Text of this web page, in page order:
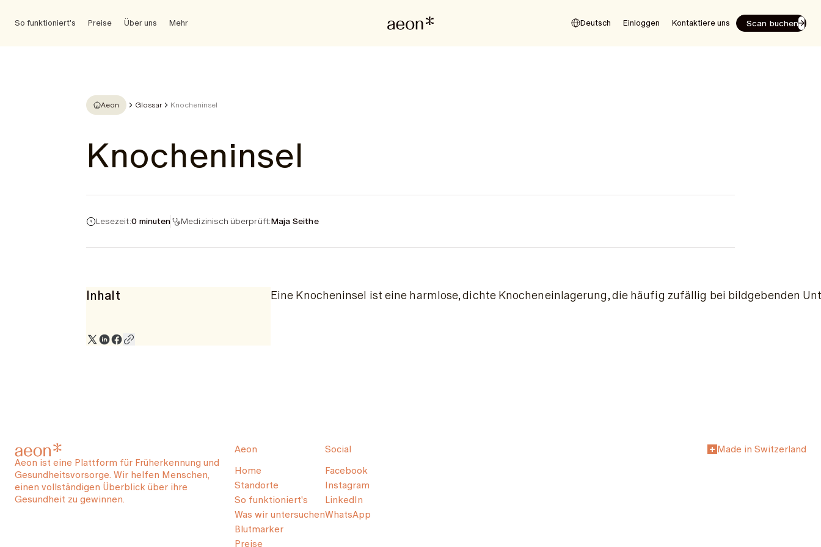
So funktioniert's Preise Über uns Mehr Deutsch Einloggen Kontaktiere uns Scan buchen
Aeon Glossar Knocheninsel
Knocheninsel
Lesezeit:0 minuten Medizinisch überprüft:Maja Seithe
Inhalt Eine Knocheninsel ist eine harmlose, dichte Knocheneinlagerung, die häufig zufällig bei bildgebenden
Aeon ist eine Plattform für Früherkennung und
Gesundheitsvorsorge. Wir helfen Menschen,
einen vollständigen Überblick über ihre
Gesundheit zu gewinnen.
Aeon
Home
Standorte
So funktioniert's
Was wir untersuchen
Blutmarker
Preise
Social
Facebook
Instagram
LinkedIn
WhatsApp
Made in Switzerland